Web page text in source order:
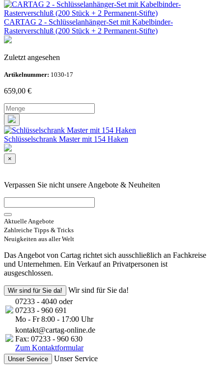
CARTAG 2 - Schlüsselanhänger-Set mit Kabelbinder-
Rasterverschluß (200 Stück + 2 Permanent-Stifte)
Zuletzt angesehen
Artikelnummer: 1030-17
659,00 €
Schlüsselschrank Master mit 154 Haken
×
Verpassen Sie nicht unsere Angebote & Neuheiten
Aktuelle Angebote
Zahlreiche Tipps & Tricks
Neuigkeiten aus aller Welt
Das Angebot von Cartag richtet sich ausschließlich an Fachkreise
und Unternehmen. Ein Verkauf an Privatpersonen ist
ausgeschlossen.
Wir sind für Sie da!
Wir sind für Sie da!
07233 - 4040 oder
07233 - 960 691
Mo - Fr 8:00 - 17:00 Uhr
kontakt@cartag-online.de
Fax: 07233 - 960 630
Zum Kontaktformular
Unser Service Unser Service